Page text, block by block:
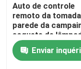
Interruptor do
Soquete esperto
Auto de controle
remoto da
parede da
soquete de
impermeável
150M Remote
Light
Enviar